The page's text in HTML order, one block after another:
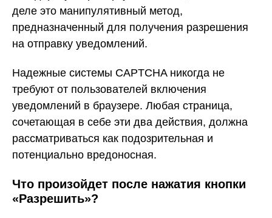
деле это манипулятивный метод,
предназначенный для получения разрешения
на отправку уведомлений.
Надежные системы CAPTCHA никогда не
требуют от пользователей включения
уведомлений в браузере. Любая страница,
сочетающая в себе эти два действия, должна
рассматриваться как подозрительная и
потенциально вредоносная.
Что произойдет после нажатия кнопки
«Разрешить»?